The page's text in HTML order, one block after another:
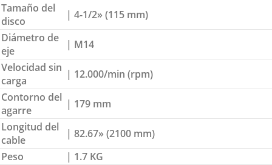
Tamaño del
disco
| 4-1/2» (115 mm)
Diámetro de
eje
| M14
Velocidad sin
carga
| 12.000/min (rpm)
Contorno del
agarre
| 179 mm
Longitud del
cable
| 82.67» (2100 mm)
Peso
| 1.7 KG